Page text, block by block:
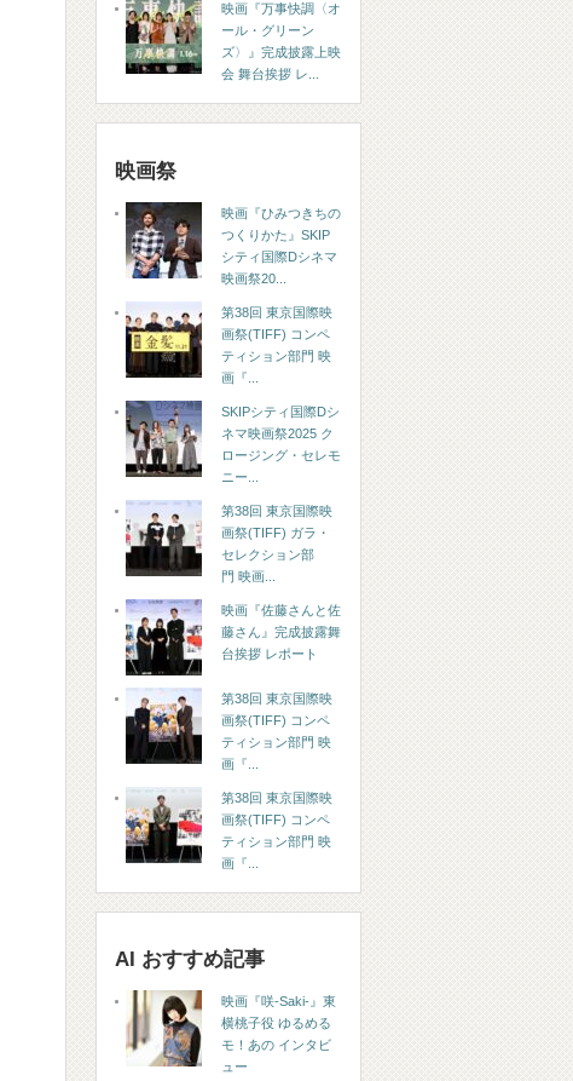
映画『万事快調〈オ
ール・グリーン
ズ〉』完成披露上映
会 舞台挨拶 レ...
映画祭
映画『ひみつきちの
つくりかた』SKIP
シティ国際Dシネマ
映画祭20...
第38回 東京国際映
画祭(TIFF) コンペ
ティション部門 映
画『...
SKIPシティ国際Dシ
ネマ映画祭2025 ク
ロージング・セレモ
ニー...
第38回 東京国際映
画祭(TIFF) ガラ・
セレクション部
門 映画...
映画『佐藤さんと佐
藤さん』完成披露舞
台挨拶 レポート
第38回 東京国際映
画祭(TIFF) コンペ
ティション部門 映
画『...
第38回 東京国際映
画祭(TIFF) コンペ
ティション部門 映
画『...
AI おすすめ記事
映画『咲-Saki-』東
横桃子役 ゆるめる
モ！あの インタビ
ュー